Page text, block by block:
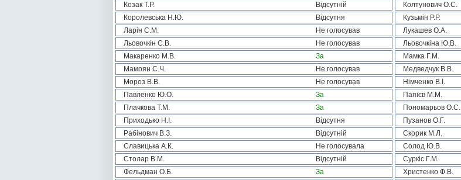
Козак Т.Р.
Відсутній Колтунович О.С.
Королевська Н.Ю.
Відсутня Кузьмін Р.Р.
Ларін С.М.
Не голосував Лукашев О.А.
Льовочкін С.В.
Не голосував Льовочкіна Ю.В.
Макаренко М.В.
За Мамка Г.М.
Мамоян С.Ч.
Не голосував Медведчук В.В.
Мороз В.В.
Не голосував Німченко В.І.
Павленко Ю.О.
За Папієв М.М.
Плачкова Т.М.
За Пономарьов О.С.
Приходько Н.І.
Відсутня Пузанов О.Г.
Рабінович В.З.
Відсутній Скорик М.Л.
Славицька А.К.
Не голосувала Солод Ю.В.
Столар В.М.
Відсутній Суркіс Г.М.
Фельдман О.Б.
За Христенко Ф.В.